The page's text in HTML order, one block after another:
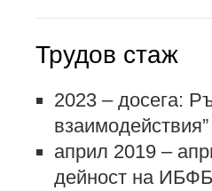
Трудов стаж
2023 – досега:
взаимодействия”
април 2019 –
дейност на